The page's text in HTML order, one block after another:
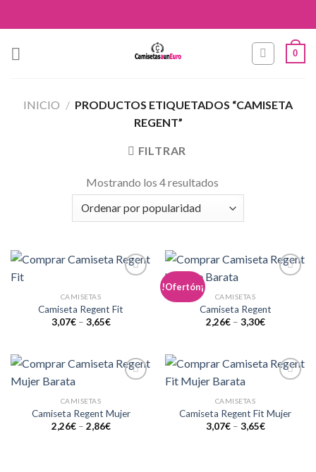
to
0
INICIO / PRODUCTOS ETIQUETADOS “CAMISETA
REGENT”
FILTRAR
Mostrando los 4 resultados
lista de
deseos
CAMISETAS
Camiseta Regent Fit
3,07€– 3,65€
!Ofertón¡
deseos
CAMISETAS
Camiseta Regent
2,26€– 3,30€
lista de
deseos
CAMISETAS
Camiseta Regent Mujer
2,26€– 2,86€
lista de
deseos
CAMISETAS
Camiseta Regent Fit Mujer
3,07€– 3,65€